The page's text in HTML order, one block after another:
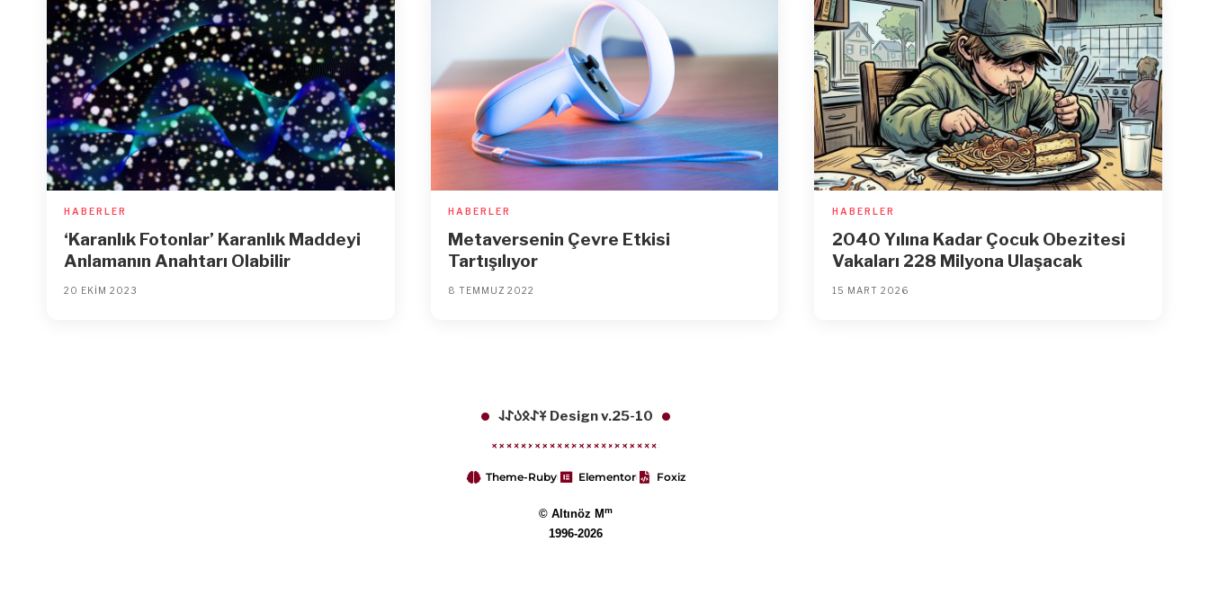
HABERLER
‘Karanlık Fotonlar’ Karanlık Maddeyi
Anlamanın Anahtarı Olabilir
20 EKIM 2023
HABERLER
Metaversenin Çevre Etkisi
Tartışılıyor
8 TEMMUZ 2022
HABERLER
2040 Yılına Kadar Çocuk Obezitesi
Vakaları 228 Milyona Ulaşacak
15 MART 2026
𐱁𐰀𐰋𐰉𐰀𐰞 Design v.25-10
Theme-Ruby Elementor Foxiz
© Altınöz Mm
1996-2026